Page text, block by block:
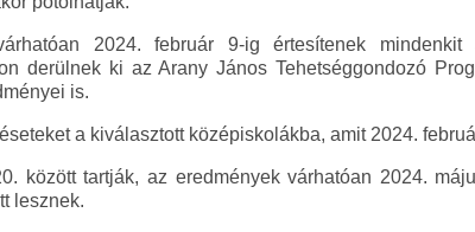
2024. február 9-ig értesítenek
derülnek ki az Arany János Tehetséggondozó
is.
a kiválasztott középiskolákba, amit 2024.
között tartják, az eredmények várhatóan 2024.
lesznek.